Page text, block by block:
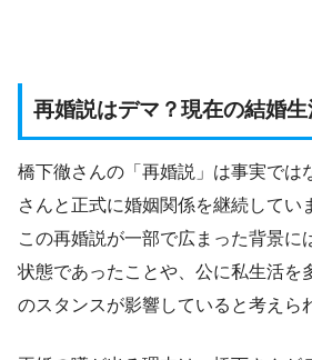
再婚説はデマ？現在の結婚
橋下徹さんの「再婚説」は事実では
さんと正式に婚姻関係を継続してい
この再婚説が一部で広まった背景に
状態であったことや、公に私生活を
のスタンスが影響していると考えら